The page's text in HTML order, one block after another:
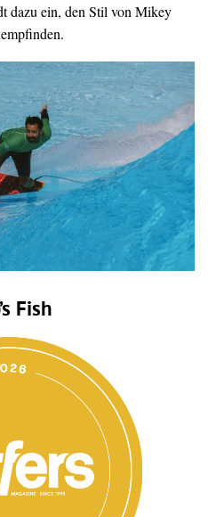
dazu ein, den Stil von Mikey
Fish